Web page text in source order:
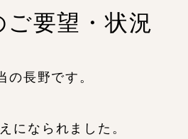
ご要望・状況
長野です。
になられました。